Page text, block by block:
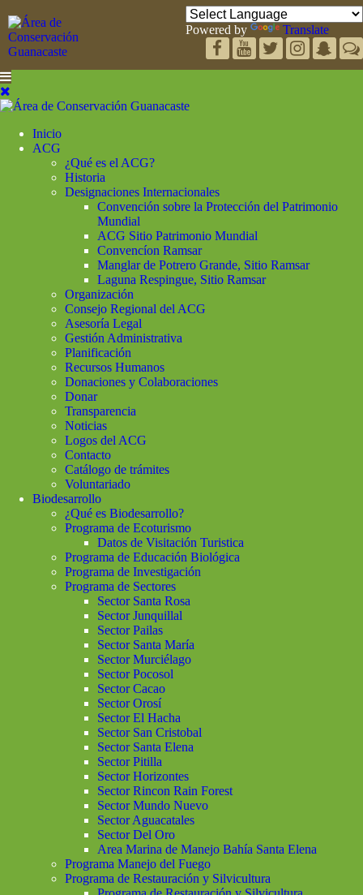
Powered by Translate
Inicio
ACG
¿Qué es el ACG?
Historia
Designaciones Internacionales
Convención sobre la Protección del Patrimonio
Mundial
ACG Sitio Patrimonio Mundial
Convencíon Ramsar
Manglar de Potrero Grande, Sitio Ramsar
Laguna Respingue, Sitio Ramsar
Organización
Consejo Regional del ACG
Asesoría Legal
Gestión Administrativa
Planificación
Recursos Humanos
Donaciones y Colaboraciones
Donar
Transparencia
Noticias
Logos del ACG
Contacto
Catálogo de trámites
Voluntariado
Biodesarrollo
¿Qué es Biodesarrollo?
Programa de Ecoturismo
Datos de Visitación Turistica
Programa de Educación Biológica
Programa de Investigación
Programa de Sectores
Sector Santa Rosa
Sector Junquillal
Sector Pailas
Sector Santa María
Sector Murciélago
Sector Pocosol
Sector Cacao
Sector Orosí
Sector El Hacha
Sector San Cristobal
Sector Santa Elena
Sector Pitilla
Sector Horizontes
Sector Rincon Rain Forest
Sector Mundo Nuevo
Sector Aguacatales
Sector Del Oro
Area Marina de Manejo Bahía Santa Elena
Programa Manejo del Fuego
Programa de Restauración y Silvicultura